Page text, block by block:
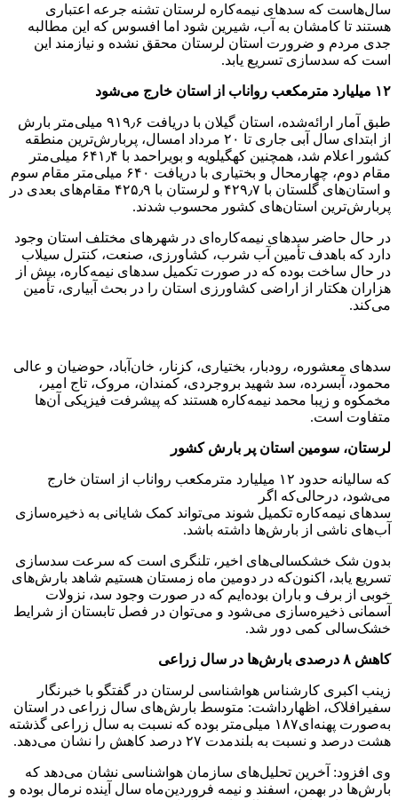
سال‌هاست که سدهای نیمه‌کاره لرستان تشنه جرعه اعتباری
هستند تا کامشان به آب، شیرین شود اما افسوس که این مطالبه
جدی مردم و ضرورت استان لرستان محقق نشده و نیازمند این
است که سدسازی تسریع یابد.
۱۲ میلیارد مترمکعب رواناب از استان خارج می‌شود
طبق آمار ارائه‌شده، استان گیلان با دریافت ۹۱۹٫۶ میلی‌متر بارش
از ابتدای سال آبی جاری تا ۲۰ مرداد امسال، پربارش‌ترین منطقه
کشور اعلام شد، همچنین کهگیلویه و بویراحمد با ۶۴۱٫۴ میلی‌متر
مقام دوم، چهارمحال ‌و بختیاری با دریافت ۶۴۰ میلی‌متر مقام سوم
و استان‌های گلستان با ۴۲۹٫۷ و لرستان با ۴۲۵٫۹ مقام‌های بعدی در
پربارش‌ترین استان‌های کشور محسوب شدند.
در حال حاضر سدهای نیمه‌کاره‌ای در شهرهای مختلف استان وجود
دارد که باهدف تأمین آب شرب، کشاورزی، صنعت، کنترل سیلاب
در حال ساخت بوده که در صورت تکمیل سدهای نیمه‌کاره، بیش از
هزاران هکتار از اراضی کشاورزی استان را در بحث آبیاری، تأمین
می‌کند.
سدهای معشوره، رودبار، بختیاری، کزنار، خان‌آباد، حوضیان و عالی
محمود، آبسرده، سد شهید بروجردی، کمندان، مروک، تاج امیر،
مخمکوه و زیبا محمد نیمه‌کاره هستند که پیشرفت فیزیکی آن‌ها
متفاوت است.
لرستان، سومین استان پر بارش کشور
که سالیانه حدود ۱۲ میلیارد مترمکعب رواناب از استان خارج
می‌شود، درحالی‌که اگر
سدهای نیمه‌کاره تکمیل شوند می‌تواند کمک شایانی به ذخیره‌سازی
آب‌های ناشی از بارش‌ها داشته باشد.
بدون شک خشکسالی‌های اخیر، تلنگری است که سرعت سدسازی
تسریع یابد، اکنون‌که در دومین ماه زمستان هستیم شاهد بارش‌های
خوبی از برف و باران بوده‌ایم که در صورت وجود سد، نزولات
آسمانی ذخیره‌سازی می‌شود و می‌توان در فصل تابستان از شرایط
خشک‌سالی کمی دور شد.
کاهش ۸ درصدی بارش‌ها در سال زراعی
زینب اکبری کارشناس هواشناسی لرستان در گفتگو با خبرنگار
سفیرافلاک، اظهارداشت: متوسط بارش‌های سال زراعی در استان
به‌صورت پهنه‌ای۱۸۷ میلی‌متر بوده که نسبت به سال زراعی گذشته
هشت درصد و نسبت به بلندمدت ۲۷ درصد کاهش را نشان می‌دهد.
وی افزود: آخرین تحلیل‌های سازمان هواشناسی نشان می‌دهد که
بارش‌ها در بهمن، اسفند و نیمه فروردین‌ماه سال آینده نرمال بوده و